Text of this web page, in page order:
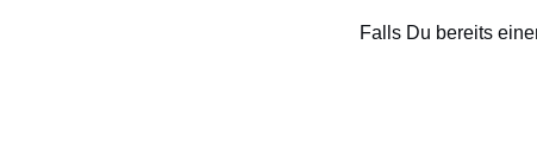
Falls Du bereits